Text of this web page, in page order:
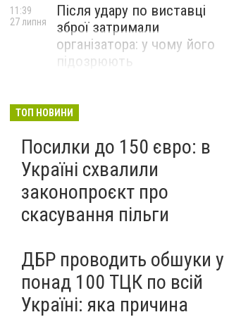
Після удару по виставці
зброї затримали
організатора: у чому його
підозрюють
11:39
27 липня
ТОП НОВИНИ
Посилки до 150 євро: в
Україні схвалили
законопроєкт про
скасування пільги
ДБР проводить обшуки у
понад 100 ТЦК по всій
Україні: яка причина